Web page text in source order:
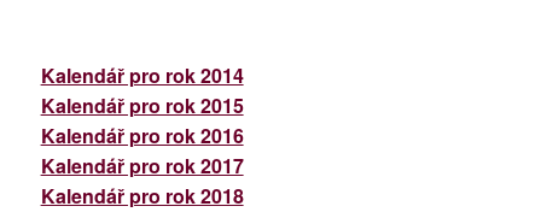
Kalendář pro rok 2014
Kalendář pro rok 2015
Kalendář pro rok 2016
Kalendář pro rok 2017
Kalendář pro rok 2018